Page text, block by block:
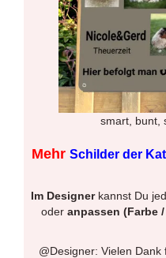
smart, bunt,
Mehr Schilder der
Im Designerkannst Du
oder anpassen (Farbe
@Designer: Vielen